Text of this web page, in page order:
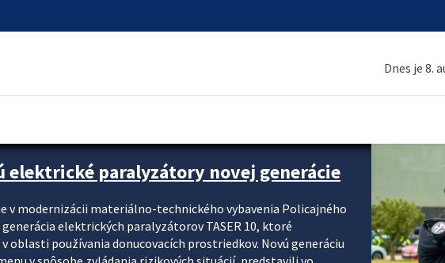
Dnes je 8.
elektrické paralyzátory novej generácie
v modernizácii materiálno-technického vybavenia Policajného
elektrických paralyzátorov TASER 10, ktoré
oblasti používania donucovacích prostriedkov. Novú generáciu